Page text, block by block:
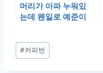
머리가 아파 누워있
는데 왠일로 예준이
Post
Tags:
#커피번